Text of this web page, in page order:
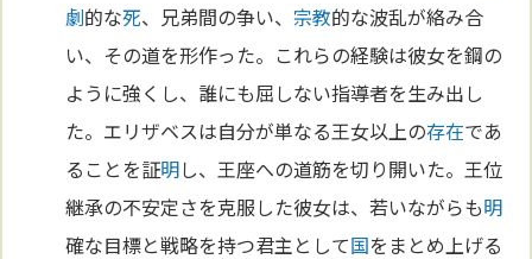
劇的な死、兄弟間の争い、 宗教的な波乱が絡み合
い、その道を形作った。これらの経験は彼女を鋼の
ように強くし、誰にも屈しない指導者を生み出し
た。エリザベスは自分が単なる王女以上の存在であ
ることを証明し、王座への道筋を切り開いた。王位
継承の不安定さを克服した彼女は、若いながらも明
確な目標と戦略を持つ君主として国をまとめ上げる